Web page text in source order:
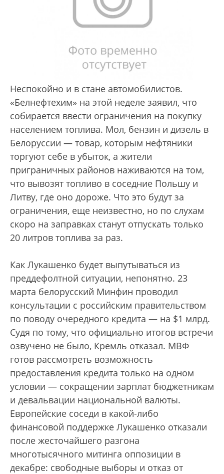
Неспокойно и в стане автомобилистов.
«Белнефтехим» на этой неделе заявил, что
собирается ввести ограничения на покупку
населением топлива. Мол, бензин и дизель в
Белоруссии — товар, которым нефтяники
торгуют себе в убыток, а жители
приграничных районов наживаются на том,
что вывозят топливо в соседние Польшу и
Литву, где оно дороже. Что это будут за
ограничения, еще неизвестно, но по слухам
скоро на заправках станут отпускать только
20 литров топлива за раз.
Как Лукашенко будет выпутываться из
преддефолтной ситуации, непонятно. 23
марта белорусский Минфин проводил
консультации с российским правительством
по поводу очередного кредита — на $1 млрд.
Судя по тому, что официально итогов встречи
озвучено не было, Кремль отказал. МВФ
готов рассмотреть возможность
предоставления кредита только на одном
условии — сокращении зарплат бюджетникам
и девальвации национальной валюты.
Европейские соседи в какой-либо
финансовой поддержке Лукашенко отказали
после жесточайшего разгона
многотысячного митинга оппозиции в
декабре: свободные выборы и отказ от